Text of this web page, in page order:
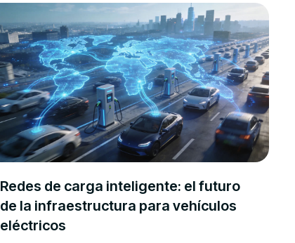
Redes de carga inteligente: el futuro
de la infraestructura para vehículos
eléctricos